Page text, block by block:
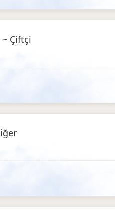
Çiftçi